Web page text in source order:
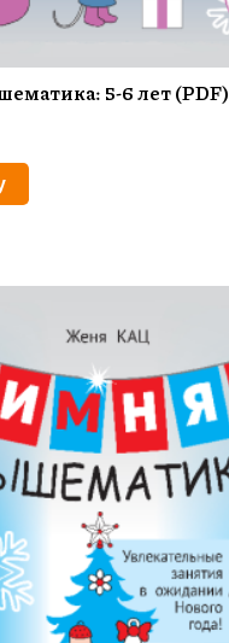
5-6 лет (PDF)